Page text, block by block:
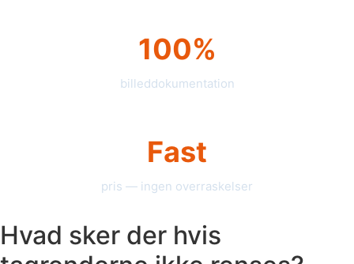
100%
billeddokumentation
Fast
pris — ingen overraskelser
Hvad sker der hvis